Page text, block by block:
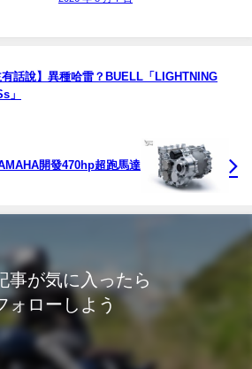
有話說】異種哈雷？BUELL「LIGHTNING
」
開發470hp超跑馬達
事が気に入ったら
ォローしよう